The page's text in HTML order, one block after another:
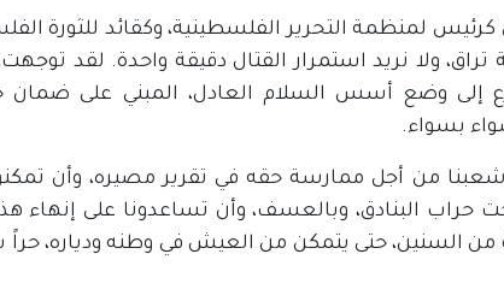
كرئيس لمنظمة التحرير الفلسطينية، وكقائد للثورة
تراق، ولا نريد استمرار القتال دقيقة واحدة. لقد
إلى وضع أسس السلام العادل، المبني على
بسواء.
من أجل ممارسة حقه في تقرير مصيره، وأن
حراب البنادق، وبالعسف، وأن تساعدونا على إنهاء
السنين، حتى يتمكن من العيش في وطنه ودياره، حراً